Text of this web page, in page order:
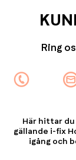
Ring
Här hittar du
gällande i-fix
igång och